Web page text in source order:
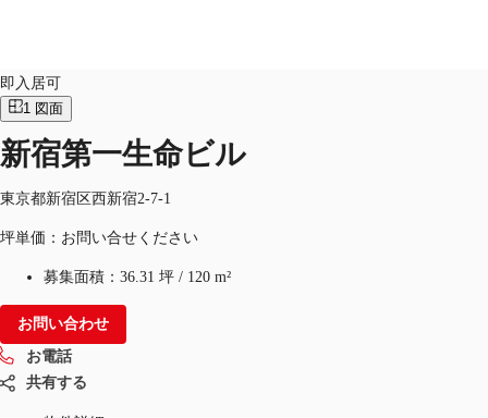
オフィス・事務所
倉庫・物流センター
地図検索
記事
仲介会社様はこちらへ
お気に入り
JP
お電話 お問合せ
即入居可
1 図面
新宿第一生命ビル
東京都新宿区西新宿2-7-1
坪単価：お問い合せください
募集面積： 36.31 坪 / 120 m²
お問い合わせ
お電話
共有する